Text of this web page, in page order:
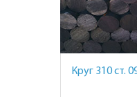
Круг 310 ст.